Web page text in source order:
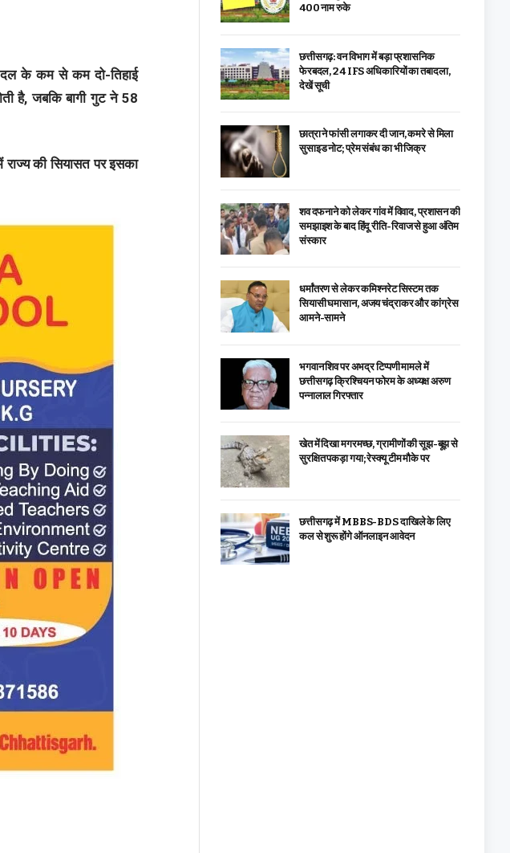
के कम से कम दो-तिहाई
है, जबकि बागी गुट ने 58
की सियासत पर इसका
400 नाम रुके
छत्तीसगढ़: वन विभाग में बड़ा प्रशासनिक
फेरबदल, 24 IFS अधिकारियों का तबादला,
देखें सूची
छात्रा ने फांसी लगाकर दी जान, कमरे से मिला
सुसाइड नोट; प्रेम संबंध का भी जिक्र
शव दफनाने को लेकर गांव में विवाद, प्रशासन की
समझाइश के बाद हिंदू रीति-रिवाज से हुआ अंतिम
संस्कार
धर्मांतरण से लेकर कमिश्नरेट सिस्टम तक
सियासी घमासान, अजय चंद्राकर और कांग्रेस
आमने-सामने
भगवान शिव पर अभद्र टिप्पणी मामले में
छत्तीसगढ़ क्रिश्चियन फोरम के अध्यक्ष अरुण
पन्नालाल गिरफ्तार
खेत में दिखा मगरमच्छ, ग्रामीणों की सूझ-बूझ से
सुरक्षित पकड़ा गया; रेस्क्यू टीम मौके पर
छत्तीसगढ़ में MBBS-BDS दाखिले के लिए
कल से शुरू होंगे ऑनलाइन आवेदन